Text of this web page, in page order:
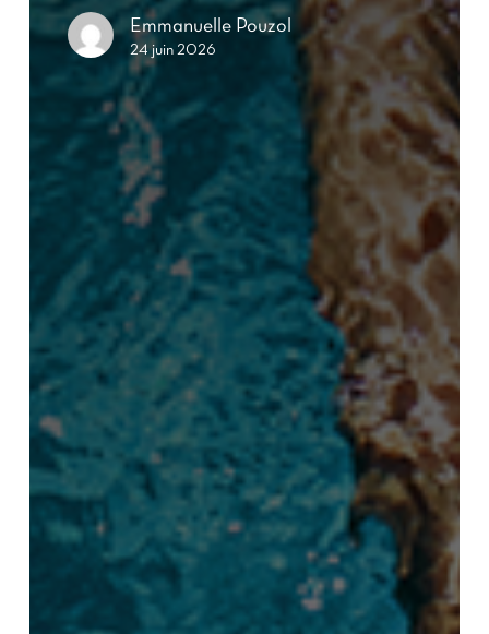
Emmanuelle Pouzol
24 juin 2026